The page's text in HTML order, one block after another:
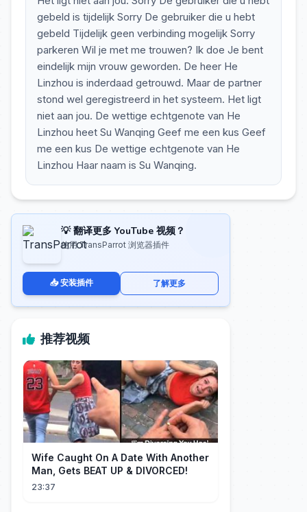
gebeld is tijdelijk Sorry De gebruiker die u hebt
gebeld Tijdelijk geen verbinding mogelijk Sorry
parkeren Wil je met me trouwen? Ik doe Je bent
eindelijk mijn vrouw geworden. De heer He
Linzhou is inderdaad getrouwd. Maar de partner
stond wel geregistreerd in het systeem. Het ligt
niet aan jou. De wettige echtgenote van He
Linzhou heet Su Wanqing Geef me een kus Geef
me een kus De wettige echtgenote van He
Linzhou Haar naam is Su Wanqing.
💡 翻译更多 YouTube 视频？
使用 TransParrot 浏览器插件
📥 安装插件 了解更多
推荐视频
Wife Caught On A Date With Another
Man, Gets BEAT UP & DIVORCED!
23:37